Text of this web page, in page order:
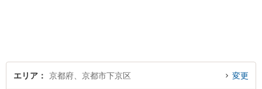
い。
エリア 京都府、京都市下京区 変更